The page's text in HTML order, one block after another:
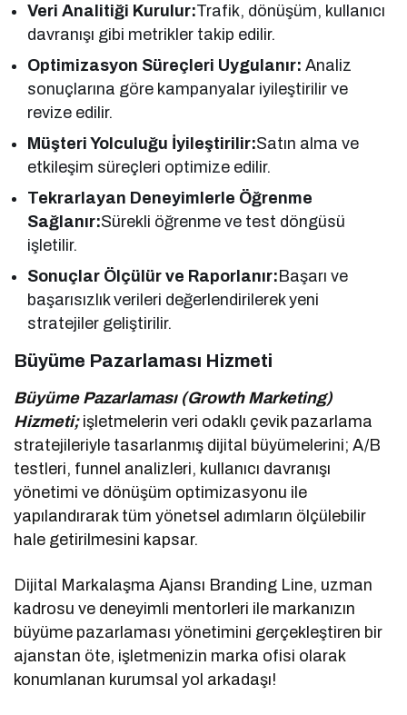
Veri Analitiği Kurulur:Trafik, dönüşüm, kullanıcı
davranışı gibi metrikler takip edilir.
Optimizasyon Süreçleri Uygulanır:Analiz
sonuçlarına göre kampanyalar iyileştirilir ve
revize edilir.
Müşteri Yolculuğu İyileştirilir:Satın alma ve
etkileşim süreçleri optimize edilir.
Tekrarlayan Deneyimlerle Öğrenme
Sağlanır:Sürekli öğrenme ve test döngüsü
işletilir.
Sonuçlar Ölçülür ve Raporlanır:Başarı ve
başarısızlık verileri değerlendirilerek yeni
stratejiler geliştirilir.
Büyüme Pazarlaması Hizmeti
Büyüme Pazarlaması (Growth Marketing)
Hizmeti; işletmelerin veri odaklı çevik pazarlama
stratejileriyle tasarlanmış dijital büyümelerini; A/B
testleri, funnel analizleri, kullanıcı davranışı
yönetimi ve dönüşüm optimizasyonu ile
yapılandırarak tüm yönetsel adımların ölçülebilir
hale getirilmesini kapsar.
Dijital Markalaşma Ajansı Branding Line, uzman
kadrosu ve deneyimli mentorleri ile markanızın
büyüme pazarlaması yönetimini gerçekleştiren bir
ajanstan öte, işletmenizin marka ofisi olarak
konumlanan kurumsal yol arkadaşı!